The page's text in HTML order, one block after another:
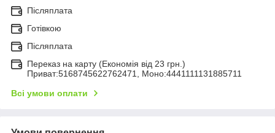
Післяплата
Готівкою
Післяплата
Переказ на карту (Економія від 23 грн.)
Приват:5168745622762471, Моно:4441111131885711
Всі умови оплати